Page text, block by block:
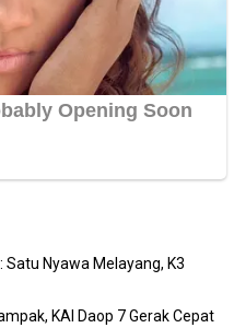
Satu Nyawa Melayang, K3
KAI Daop 7 Gerak Cepat